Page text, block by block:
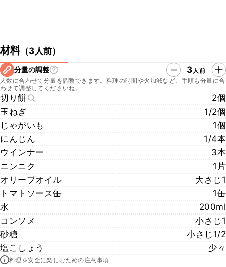
材料（3人前）
分量の調整 3人前
人数に合わせて分量を調整できます。料理の時間や火加減など、手順も分量に合
わせて調整してくださいね。
切り餅
2個
玉ねぎ
1/2個
じゃがいも
1個
にんじん
1/4本
ウインナー
3本
ニンニク
1片
オリーブオイル
大さじ1
トマトソース缶
1缶
水
200ml
コンソメ
小さじ1
砂糖
小さじ1/2
塩こしょう
少々
料理を安全に楽しむための注意事項